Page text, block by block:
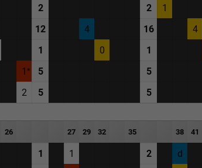
2 2 1
12 4 16 4
1 0 1
1 5 5
2 5 5
26 27 29 32 35 38 41
1 1 2 d